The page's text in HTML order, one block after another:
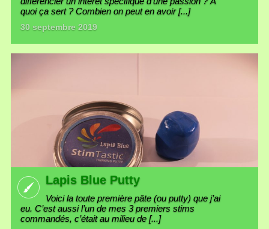
quoi ça sert ? Combien on peut en avoir [...]
30 septembre 2019
Lapis Blue Putty
Voici la toute première pâte (ou putty) que j’ai
eu. C’est aussi l’un de mes 3 premiers stims
commandés, c’était au milieu de [...]